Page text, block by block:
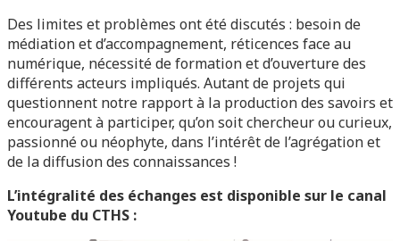
Des limites et problèmes ont été discutés : besoin de
médiation et d’accompagnement, réticences face au
numérique, nécessité de formation et d’ouverture des
différents acteurs impliqués. Autant de projets qui
questionnent notre rapport à la production des savoirs et
encouragent à participer, qu’on soit chercheur ou curieux,
passionné ou néophyte, dans l’intérêt de l’agrégation et
de la diffusion des connaissances !
L’intégralité des échanges est disponible sur le canal
Youtube du CTHS :